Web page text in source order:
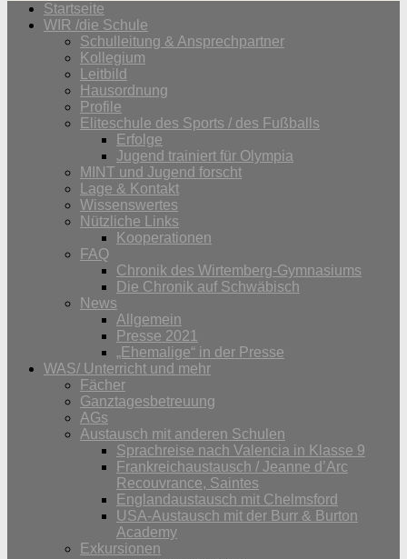
Startseite
WIR /die Schule
Schulleitung & Ansprechpartner
Kollegium
Leitbild
Hausordnung
Profile
Eliteschule des Sports / des Fußballs
Erfolge
Jugend trainiert für Olympia
MINT und Jugend forscht
Lage & Kontakt
Wissenswertes
Nützliche Links
Kooperationen
FAQ
Chronik des Wirtemberg-Gymnasiums
Die Chronik auf Schwäbisch
News
Allgemein
Presse 2021
„Ehemalige“ in der Presse
WAS/ Unterricht und mehr
Fächer
Ganztagesbetreuung
AGs
Austausch mit anderen Schulen
Sprachreise nach Valencia in Klasse 9
Frankreichaustausch / Jeanne d’Arc
Recouvrance, Saintes
Englandaustausch mit Chelmsford
USA-Austausch mit der Burr & Burton
Academy
Exkursionen